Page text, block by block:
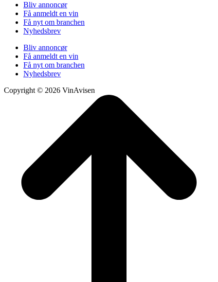
Bliv annoncør
Få anmeldt en vin
Få nyt om branchen
Nyhedsbrev
Bliv annoncør
Få anmeldt en vin
Få nyt om branchen
Nyhedsbrev
Copyright © 2026 VinAvisen